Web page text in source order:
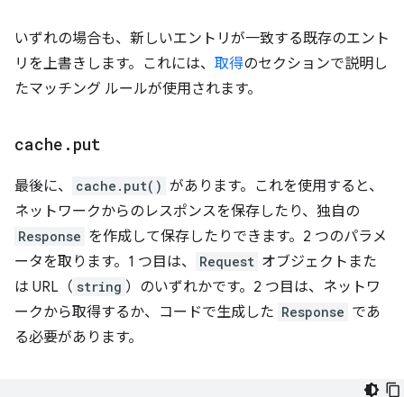
いずれの場合も、新しいエントリが一致する既存のエント
リを上書きします。これには、 取得のセクションで説明し
たマッチング ルールが使用されます。
cache . put
最後に、 cache.put() があります。これを使用すると、
ネットワークからのレスポンスを保存したり、独自の
Response を作成して保存したりできます。2 つのパラメ
ータを取ります。1 つ目は、
Request オブジェクトまた
は URL（ string ）のいずれかです。2 つ目は、ネットワ
ークから取得するか、コードで生成した Response であ
る必要があります。